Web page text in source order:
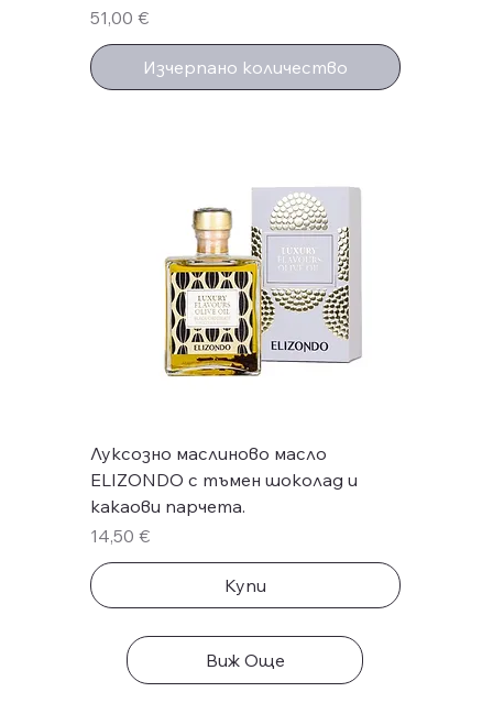
Цена
51,00 €
Изчерпано количество
Луксозно маслиново масло
ELIZONDO с тъмен шоколад и
какаови парчета.
Цена
14,50 €
Купи
Виж Още